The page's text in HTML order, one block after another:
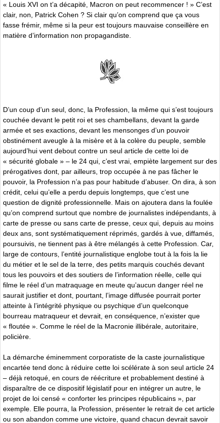
« Louis XVI on t’a décapité, Macron on peut recommencer ! » C’est
clair, non, Patrick Cohen ? Si clair qu’on comprend que ça vous
fasse frémir, même si la peur est toujours mauvaise conseillère en
matière d’information non propagandiste.
D’un coup d’un seul, donc, la Profession, la même qui s’est toujours
couchée devant le petit roi et ses chambellans, devant la garde
armée et ses exactions, devant les mensonges d’un pouvoir
obstinément aveugle à la misère et à la colère du peuple, semble
aujourd’hui vent debout contre un seul article de cette loi de
« sécurité globale » – le 24 qui, c’est vrai, empiète largement sur des
prérogatives dont, par ailleurs, trop occupée à ne pas fâcher le
pouvoir, la Profession n’a pas pour habitude d’abuser. On dira, à son
crédit, celui qu’elle a perdu depuis longtemps, que c’est une
question de dignité professionnelle. Mais on ajoutera dans la foulée
qu’on comprend surtout que nombre de journalistes indépendants, à
carte de presse ou sans carte de presse, ceux qui, depuis au moins
deux ans, sont systématiquement réprimés, gardés à vue, diffamés,
poursuivis, ne tiennent pas à être mélangés à cette Profession. Car,
large de contours, l’entité journalistique englobe tout à la fois la lie
du métier et le sel de la terre, des petits marquis couchés devant
tous les pouvoirs et des soutiers de l’information réelle, celle qui
filme le réel d’un matraquage en meute qu’aucun danger réel ne
saurait justifier et dont, pourtant, l’image diffusée pourrait porter
atteinte à l’intégrité physique ou psychique d’un quelconque
bourreau matraqueur et devrait, en conséquence, n’exister que
« floutée ». Comme le réel de la Macronie illibérale, autoritaire,
policière.
La démarche éminemment corporatiste de la caste journalistique
encartée tend donc à réduire cette loi scélérate à son seul article 24
– déjà retoqué, en cours de réécriture et probablement destiné à
disparaître de ce dispositif législatif pour en intégrer un autre, le
projet de loi censé « conforter les principes républicains », par
exemple. Elle pourra, la Profession, présenter le retrait de cet article
ou son abandon comme une victoire, quand chacun devrait savoir